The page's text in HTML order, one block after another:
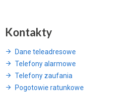
Kontakty
Dane teleadresowe
Telefony alarmowe
Telefony zaufania
Pogotowie ratunkowe